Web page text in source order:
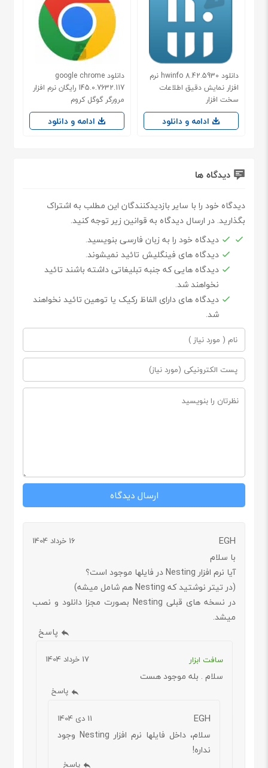
دانلود hwinfo 8.42.5930 نرم
افزار نمایش دقیق اطلاعات
سخت افزار
ادامه و دانلود
دانلود google chrome
145.0.7632.117 رایگان نرم افزار
مرورگر گوگل کروم
ادامه و دانلود
دیدگاه ها
دیدگاه خود را با سایر بازدیدکنندگان این مطلب به اشتراک
بگذارید. در ارسال دیدگاه به قوانین زیر توجه کنید.
دیدگاه خود را به زبان فارسی بنویسید.
دیدگاه های فینگلیش تائید نمیشوند.
دیدگاه هایی که جنبه تبلیغاتی داشته باشند تائید
نخواهند شد.
دیدگاه های دارای الفاظ رکیک یا توهین تائید نخواهند
شد.
EGH 16 خرداد 1404
با سلام
آیا نرم افزار Nesting در فایلها موجود است؟
(در تیتر نوشتید که Nesting هم شامل میشه)
در نسخه های قبلی Nesting بصورت مجزا دانلود و نصب
میشد.
پاسخ
سافت ابزار 17 خرداد 1404
سلام . بله موجود هست
پاسخ
EGH 11 دی 1404
سلام، داخل فایلها نرم افزار Nesting وجود
نداره!
پاسخ